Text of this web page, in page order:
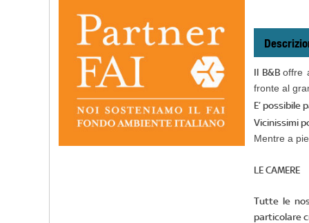
Il B&B offre
fronte al
E’
Vicinissimi
Mentre a
LE CAMERE
Tutte le
particolare